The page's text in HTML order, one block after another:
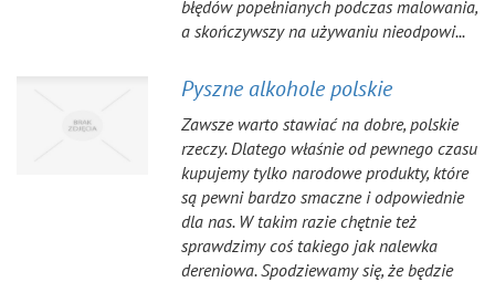
błędów popełnianych podczas malowania,
a skończywszy na używaniu nieodpowi...
Pyszne alkohole polskie
Zawsze warto stawiać na dobre, polskie
rzeczy. Dlatego właśnie od pewnego czasu
kupujemy tylko narodowe produkty, które
są pewni bardzo smaczne i odpowiednie
dla nas. W takim razie chętnie też
sprawdzimy coś takiego jak nalewka
dereniowa. Spodziewamy się, że będzie